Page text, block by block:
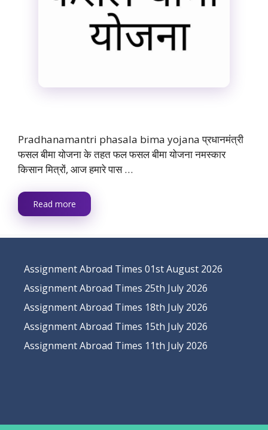
Pradhanamantri phasala bima yojana प्रधानमंत्री
फसल बीमा योजना के तहत फल फसल बीमा योजना नमस्कार
किसान मित्रों, आज हमारे पास …
Read more
Assignment Abroad Times 01st August 2026
Assignment Abroad Times 25th July 2026
Assignment Abroad Times 18th July 2026
Assignment Abroad Times 15th July 2026
Assignment Abroad Times 11th July 2026